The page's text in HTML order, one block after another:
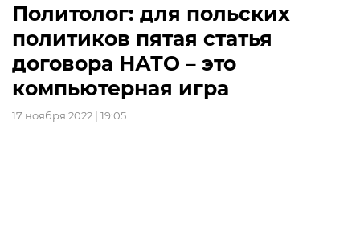
Политолог: для польских
политиков пятая статья
договора НАТО – это
компьютерная игра
17 ноября 2022 | 19:05